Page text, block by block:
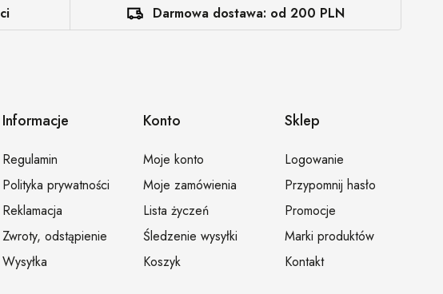
Darmowa dostawa: od 200 PLN
Informacje
Regulamin
Polityka prywatności
Reklamacja
Zwroty, odstąpienie
Wysyłka
Konto
Moje konto
Moje zamówienia
Lista życzeń
Śledzenie wysyłki
Koszyk
Sklep
Logowanie
Przypomnij hasło
Promocje
Marki produktów
Kontakt